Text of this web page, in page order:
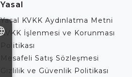
Yasal
Yasal KVKK Aydınlatma Metni
KVKK İşlenmesi ve Korunması
Politikası
Mesafeli Satış Sözleşmesi
Gizlilik ve Güvenlik Politikası